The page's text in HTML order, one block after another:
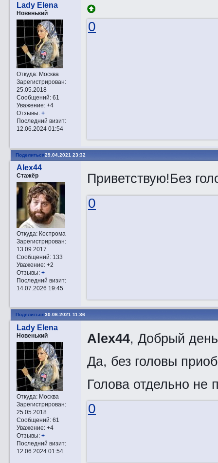
Lady Elena
Новенький
Откуда:Москва
Зарегистрирован:
25.05.2018
Сообщений:61
Уважение: +4
Отзывы: +
Последний визит:
12.06.2024 01:54
0
Поделиться29.04.2021 23:32
Alex44
Стажёр
Откуда:Кострома
Зарегистрирован:
13.09.2017
Сообщений:133
Уважение: +2
Отзывы: +
Последний визит:
14.07.2026 19:45
Приветствую!Без
0
Поделиться30.06.2021 11:36
Lady Elena
Новенький
Откуда:Москва
Зарегистрирован:
25.05.2018
Сообщений:61
Уважение: +4
Отзывы: +
Последний визит:
12.06.2024 01:54
Alex44, Добрый
Да, без головы
Голова отдельно не
0